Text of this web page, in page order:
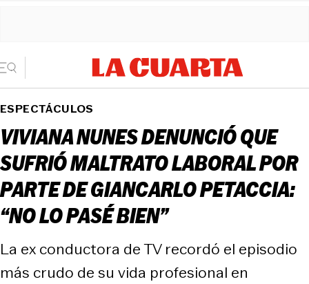
ESPECTÁCULOS
VIVIANA NUNES DENUNCIÓ QUE
SUFRIÓ MALTRATO LABORAL POR
PARTE DE GIANCARLO PETACCIA:
“NO LO PASÉ BIEN”
La ex conductora de TV recordó el episodio
más crudo de su vida profesional en